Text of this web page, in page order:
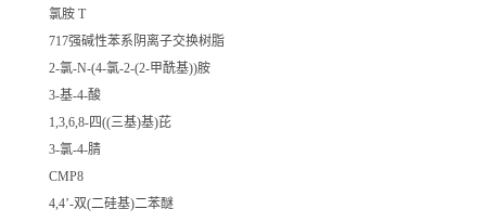
氯胺 T
717强碱性苯系阴离子交换树脂
2-氯-N-(4-氯-2-(2-甲酰基))胺
3-基-4-酸
1,3,6,8-四((三基)基)芘
3-氯-4-腈
CMP8
4,4’-双(二硅基)二苯醚